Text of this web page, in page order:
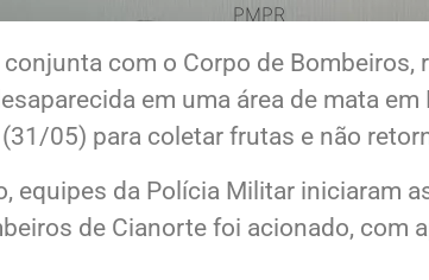
PMPR
com o Corpo de Bombeiros,
em uma área de mata
05) para coletar frutas e não
equipes da Polícia Militar iniciaram